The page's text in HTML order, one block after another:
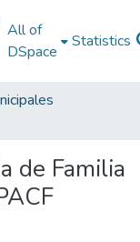
All of
DSpace
Statistics
de Familia